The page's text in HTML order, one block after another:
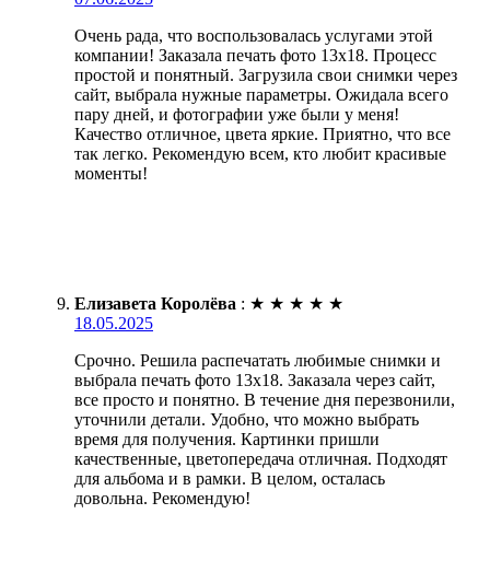
Очень рада, что воспользовалась услугами этой
компании! Заказала печать фото 13х18. Процесс
простой и понятный. Загрузила свои снимки через
сайт, выбрала нужные параметры. Ожидала всего
пару дней, и фотографии уже были у меня!
Качество отличное, цвета яркие. Приятно, что все
так легко. Рекомендую всем, кто любит красивые
моменты!
Елизавета Королёва : ★ ★ ★ ★ ★
18.05.2025
Срочно. Решила распечатать любимые снимки и
выбрала печать фото 13х18. Заказала через сайт,
все просто и понятно. В течение дня перезвонили,
уточнили детали. Удобно, что можно выбрать
время для получения. Картинки пришли
качественные, цветопередача отличная. Подходят
для альбома и в рамки. В целом, осталась
довольна. Рекомендую!